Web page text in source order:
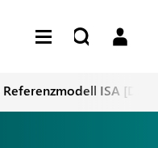
ISA [DE]